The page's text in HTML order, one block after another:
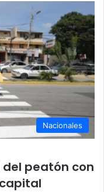
Nacionales
del peatón con